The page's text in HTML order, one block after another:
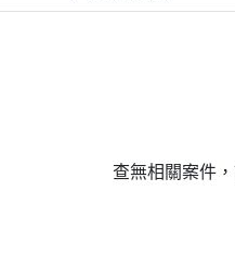
查無相關案件